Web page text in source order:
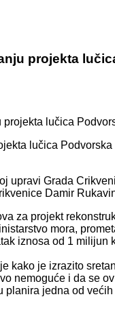
projekta
projekta lučica
upravi Grada
Damir
za projekt
mora,
iznosa od 1
kako je izrazito
nemoguće i da se
planira jedna od